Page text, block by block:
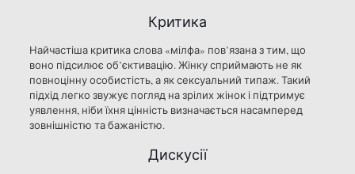
Критика
Найчастіша критика слова «мілфа» пов’язана з тим, що
воно підсилює об’єктивацію. Жінку сприймають не як
повноцінну особистість, а як сексуальний типаж. Такий
підхід легко звужує погляд на зрілих жінок і підтримує
уявлення, ніби їхня цінність визначається насамперед
зовнішністю та бажаністю.
Дискусії